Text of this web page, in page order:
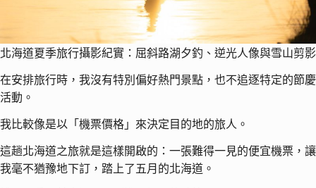
北海道夏季旅行攝影紀實：屈斜路湖夕釣、逆光人像與雪山剪影
在安排旅行時，我沒有特別偏好熱門景點，也不追逐特定的節慶
活動。
我比較像是以「機票價格」來決定目的地的旅人。
這趟北海道之旅就是這樣開啟的：一張難得一見的便宜機票，讓
我毫不猶豫地下訂，踏上了五月的北海道。